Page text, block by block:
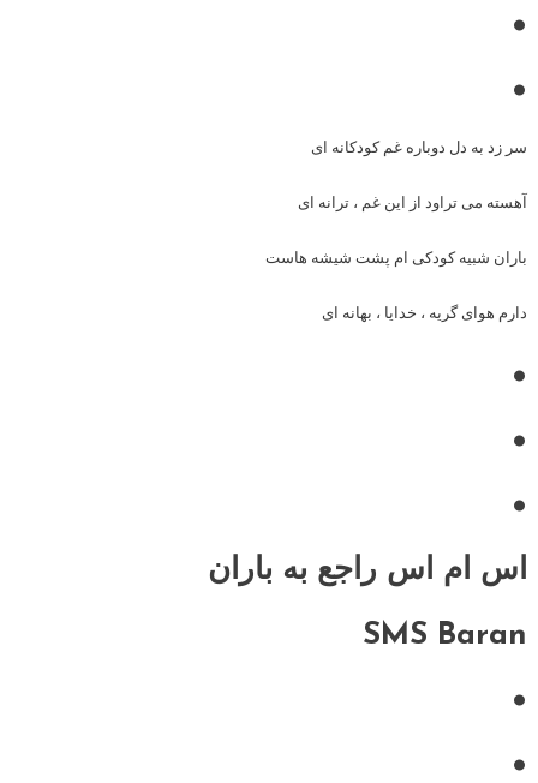
•
•
سر زد به دل دوباره غم کودکانه ای
آهسته می تراود از این غم ، ترانه ای
باران شبیه کودکی ام پشت شیشه هاست
دارم هوای گریه ، خدایا ، بهانه ای
•
•
•
اس ام اس راجع به باران
SMS Baran
•
•